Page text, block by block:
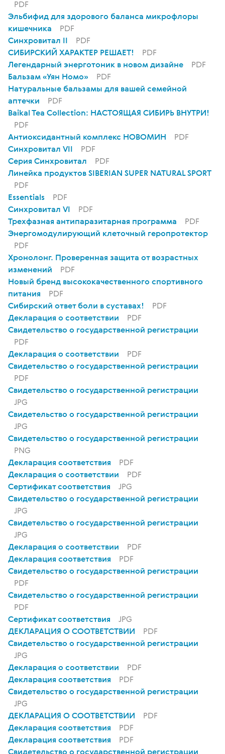
PDF
Эльбифид для здорового баланса микрофлоры
кишечника
PDF
Синхровитал II
PDF
СИБИРСКИЙ ХАРАКТЕР РЕШАЕТ!
PDF
Легендарный энерготоник в новом дизайне
PDF
Бальзам «Уян Номо»
PDF
Натуральные бальзамы для вашей семейной
аптечки
PDF
Baikal Tea Collection: НАСТОЯЩАЯ СИБИРЬ ВНУТРИ!
PDF
Антиоксидантный комплекс НОВОМИН
PDF
Синхровитал VII
PDF
Серия Синхровитал
PDF
Линейка продуктов SIBERIAN SUPER NATURAL SPORT
PDF
Essentials
PDF
Синхровитал VI
PDF
Трехфазная антипаразитарная программа
PDF
Энергомодулирующий клеточный геропротектор
PDF
Хронолонг. Проверенная защита от возрастных
изменений
PDF
Новый бренд высококачественного спортивного
питания
PDF
Сибирский ответ боли в суставах!
PDF
Декларация о соответствии
PDF
Свидетельство о государственной регистрации
PDF
Декларация о соответствии
PDF
Свидетельство о государственной регистрации
PDF
Свидетельство о государственной регистрации
JPG
Свидетельство о государственной регистрации
JPG
Свидетельство о государственной регистрации
PNG
Декларация соответствия
PDF
Декларация о соответствии
PDF
Сертификат соответствия
JPG
Свидетельство о государственной регистрации
JPG
Свидетельство о государственной регистрации
JPG
Декларация о соответствии
PDF
Декларация соответствия
PDF
Свидетельство о государственной регистрации
PDF
Свидетельство о государственной регистрации
PDF
Сертификат соответствия
JPG
ДЕКЛАРАЦИЯ О СООТВЕТСТВИИ
PDF
Свидетельство о государственной регистрации
JPG
Декларация о соответствии
PDF
Декларация соответствия
PDF
Свидетельство о государственной регистрации
JPG
ДЕКЛАРАЦИЯ О СООТВЕТСТВИИ
PDF
Декларация соответствия
PDF
Декларация соответствия
PDF
Свидетельство о государственной регистрации